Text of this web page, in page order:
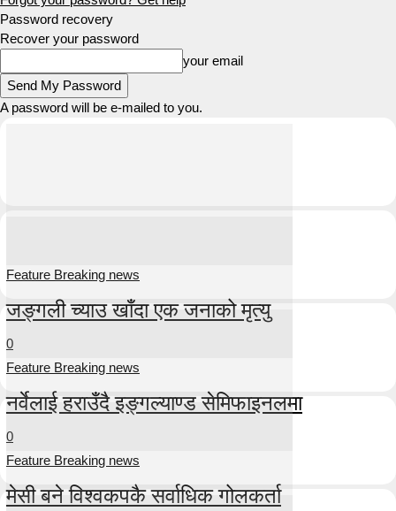
Password recovery
Recover your password
your email
A password will be e-mailed to you.
Feature Breaking news
जङ्गली च्याउ खाँदा एक जनाको मृत्यु
0
Feature Breaking news
नर्वेलाई हराउँदै इङ्गल्याण्ड सेमिफाइनलमा
0
Feature Breaking news
मेसी बने विश्वकपकै सर्वाधिक गोलकर्ता